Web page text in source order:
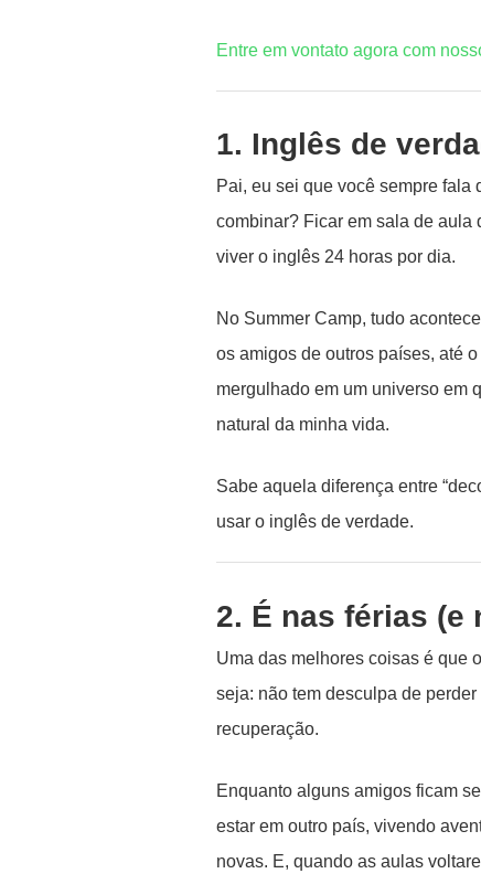
Entre em vontato agora com
1. Inglês de
Pai, eu sei que você sempre fala
combinar? Ficar em sala de aula
viver o inglês 24 horas por dia.
No Summer Camp, tudo
os amigos de outros países, até
mergulhado em um universo em
natural da minha vida.
Sabe aquela diferença entre
usar o inglês de verdade.
2. É nas férias (e
Uma das melhores coisas é que
seja: não tem desculpa de
recuperação.
Enquanto alguns amigos ficam
estar em outro país, vivendo
novas. E, quando as aulas